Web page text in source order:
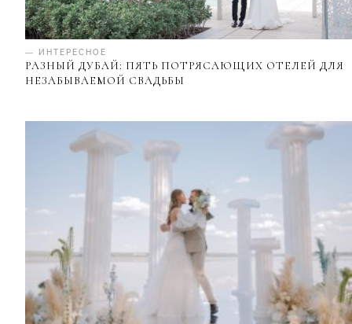
— ИНТЕРЕСНОЕ
РАЗНЫЙ ДУБАЙ: ПЯТЬ ПОТРЯСАЮЩИХ ОТЕЛЕЙ ДЛЯ
НЕЗАБЫВАЕМОЙ СВАДЬБЫ